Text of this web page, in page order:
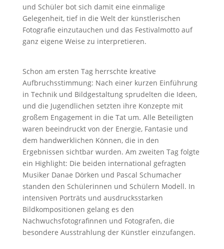
und Schüler bot sich damit eine einmalige
Gelegenheit, tief in die Welt der künstlerischen
Fotografie einzutauchen und das Festivalmotto auf
ganz eigene Weise zu interpretieren.
Schon am ersten Tag herrschte kreative
Aufbruchsstimmung: Nach einer kurzen Einführung
in Technik und Bildgestaltung sprudelten die Ideen,
und die Jugendlichen setzten ihre Konzepte mit
großem Engagement in die Tat um. Alle Beteiligten
waren beeindruckt von der Energie, Fantasie und
dem handwerklichen Können, die in den
Ergebnissen sichtbar wurden. Am zweiten Tag folgte
ein Highlight: Die beiden international gefragten
Musiker Danae Dörken und Pascal Schumacher
standen den Schülerinnen und Schülern Modell. In
intensiven Porträts und ausdrucksstarken
Bildkompositionen gelang es den
Nachwuchsfotografinnen und Fotografen, die
besondere Ausstrahlung der Künstler einzufangen.